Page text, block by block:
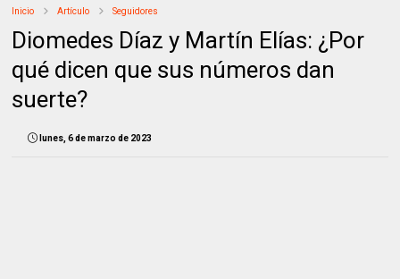
Inicio Artículo Seguidores
Diomedes Díaz y Martín Elías: ¿Por
qué dicen que sus números dan
suerte?
lunes, 6 de marzo de 2023